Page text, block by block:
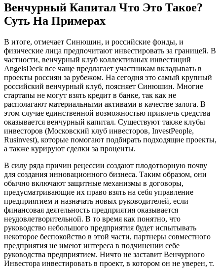
Венчурный Капитал Что Это Такое?
Суть На Примерах
В итоге, отмечает Синюшин, и российские фонды, и
физические лица предпочитают инвестировать за границей. В
частности, венчурный клуб коллективных инвестиций
АngelsDeck все чаще предлагает участникам вкладывать в
проекты россиян за рубежом. На сегодня это самый крупный
российский венчурный клуб, поясняет Синюшин. Многие
стартапы не могут взять кредит в банке, так как не
располагают материальными активами в качестве залога. В
этом случае единственной возможностью привлечь средства
оказывается венчурный капитал. Существуют также клубы
инвесторов (Московский клуб инвесторов, InvestPeople,
Rusinvest), которые помогают подбирать подходящие проекты,
а также курируют сделки за проценты.
В силу ряда причин рецессии создают плодотворную почву
для создания инновационного бизнеса. Таким образом, они
обычно включают защитные механизмы в договоры,
предусматривающие их право взять на себя управление
предприятием и назначать новых руководителей, если
финансовая деятельность предприятия оказывается
неудовлетворительной. В то время как понятно, что
руководство небольшого предприятия будет испытывать
некоторое беспокойство в этой части, партнеры совместного
предприятия не имеют интереса в подчинении себе
руководства предприятием. Ничто не заставит Венчурного
Инвестора инвестировать в проект, в котором он не уверен, т.